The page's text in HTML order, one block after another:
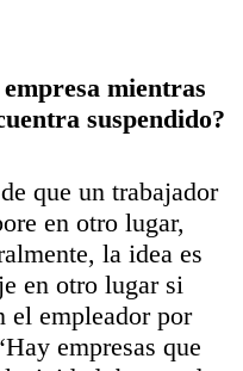
mientras
suspendido?
que un trabajador
en otro lugar,
la idea es
en otro lugar si
el empleador por
empresas que